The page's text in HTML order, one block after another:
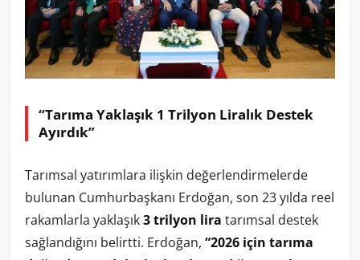
“Tarıma Yaklaşık 1 Trilyon Liralık Destek
Ayırdık”
Tarımsal yatırımlara ilişkin değerlendirmelerde
bulunan Cumhurbaşkanı Erdoğan, son 23 yılda reel
rakamlarla yaklaşık3 trilyon lira tarımsal destek
sağlandığını belirtti. Erdoğan, “2026 için tarıma